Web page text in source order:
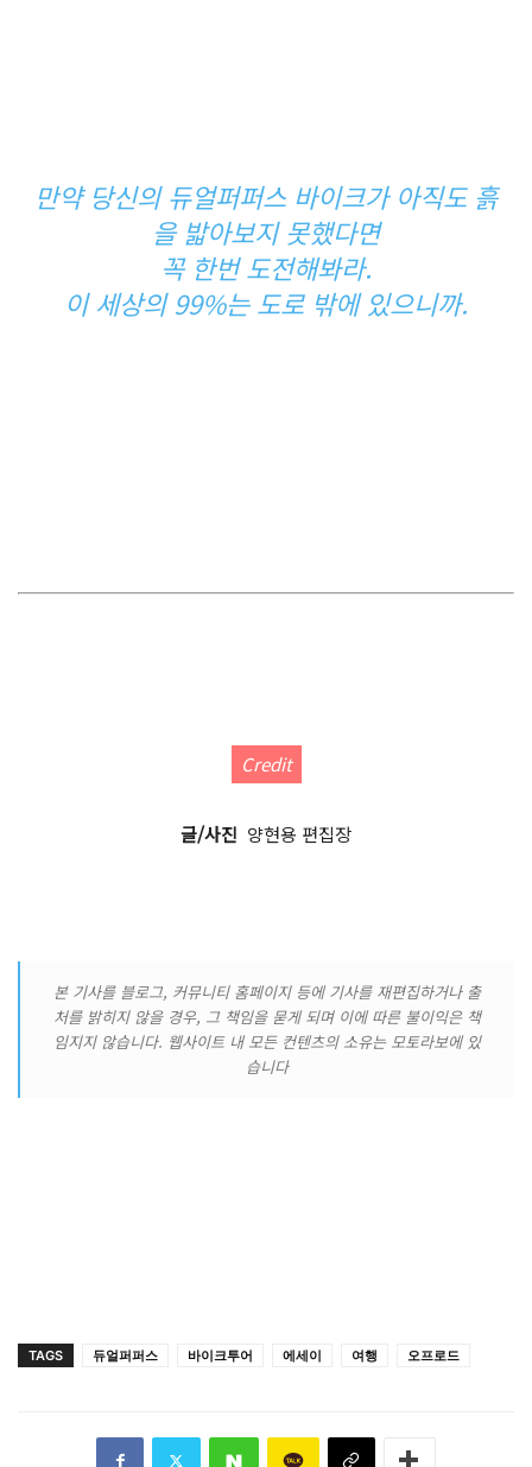
만약 당신의 듀얼퍼퍼스 바이크가 아직도 흙
을 밟아보지 못했다면
꼭 한번 도전해봐라.
이 세상의 99%는 도로 밖에 있으니까.
Credit
글/사진 양현용 편집장
본 기사를 블로그, 커뮤니티 홈페이지 등에 기사를 재편집하거나 출
처를 밝히지 않을 경우, 그 책임을 묻게 되며 이에 따른 불이익은 책
임지지 않습니다. 웹사이트 내 모든 컨텐츠의 소유는 모토라보에 있
습니다
TAGS 듀얼퍼퍼스 바이크투어 에세이 여행 오프로드